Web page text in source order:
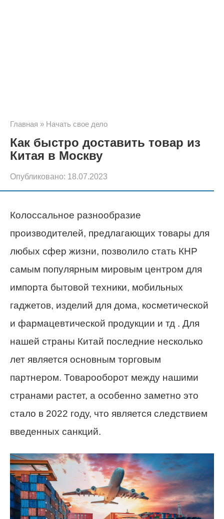
Главная » Начать свое дело
Как быстро доставить товар из
Китая в Москву
Опубликовано: 18.07.2023
Колоссальное разнообразие
производителей, предлагающих товары для
любых сфер жизни, позволило стать КНР
самым популярным мировым центром для
импорта бытовой техники, мобильных
гаджетов, изделий для дома, косметической
и фармацевтической продукции и тд . Для
нашей страны Китай последние несколько
лет является основным торговым
партнером. Товарооборот между нашими
странами растет, а особенно заметно это
стало в 2022 году, что является следствием
введенных санкций.